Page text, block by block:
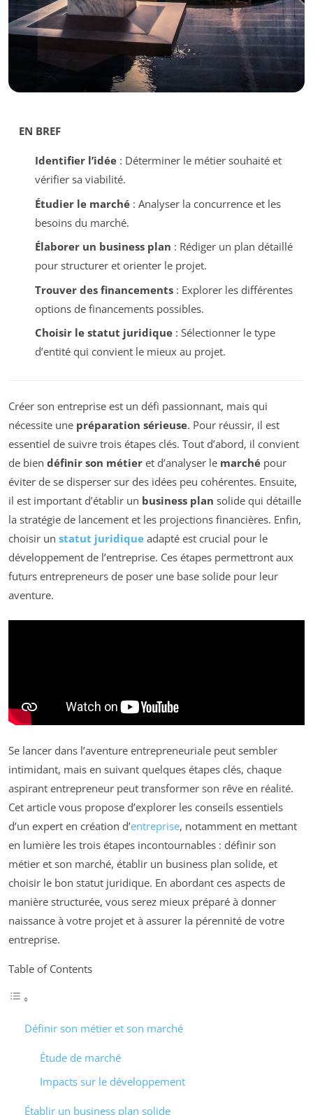
EN BREF
Identifier l’idée: Déterminer le métier souhaité et
vérifier sa viabilité.
Étudier le marché: Analyser la concurrence et les
besoins du marché.
Élaborer un business plan : Rédiger un plan détaillé
pour structurer et orienter le projet.
Trouver des financements: Explorer les différentes
options de financements possibles.
Choisir le statut juridique: Sélectionner le type
d’entité qui convient le mieux au projet.
Créer son entreprise est un défi passionnant, mais qui
nécessite une préparation sérieuse. Pour réussir, il est
essentiel de suivre trois étapes clés. Tout d’abord, il convient
de bien définir son métier et d’analyser le marché pour
éviter de se disperser sur des idées peu cohérentes. Ensuite,
il est important d’établir un business plan solide qui détaille
la stratégie de lancement et les projections financières. Enfin,
choisir un statut juridique adapté est crucial pour le
développement de l’entreprise. Ces étapes permettront aux
futurs entrepreneurs de poser une base solide pour leur
aventure.
Se lancer dans l’aventure entrepreneuriale peut sembler
intimidant, mais en suivant quelques étapes clés, chaque
aspirant entrepreneur peut transformer son rêve en réalité.
Cet article vous propose d’explorer les conseils essentiels
d’un expert en création d’entreprise, notamment en mettant
en lumière les trois étapes incontournables : définir son
métier et son marché, établir un business plan solide, et
choisir le bon statut juridique. En abordant ces aspects de
manière structurée, vous serez mieux préparé à donner
naissance à votre projet et à assurer la pérennité de votre
entreprise.
Table of Contents
Définir son métier et son marché
Étude de marché
Impacts sur le développement
Établir un business plan solide